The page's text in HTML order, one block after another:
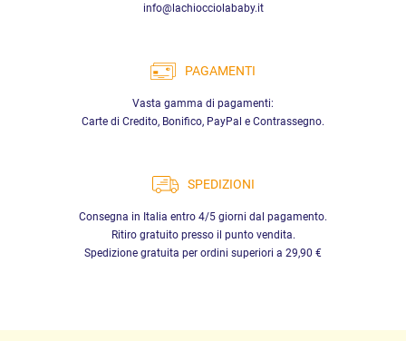
info@lachiocciolababy.it
PAGAMENTI
Vasta gamma di pagamenti:
Carte di Credito, Bonifico, PayPal e Contrassegno.
SPEDIZIONI
Consegna in Italia entro 4/5 giorni dal pagamento.
Ritiro gratuito presso il punto vendita.
Spedizione gratuita per ordini superiori a 29,90 €